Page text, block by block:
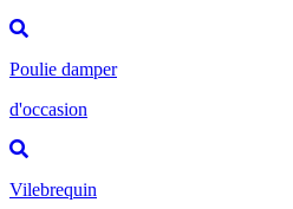
Poulie damper
d'occasion
Vilebrequin